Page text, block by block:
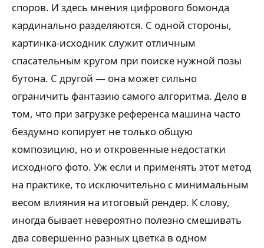
споров. И здесь мнения цифрового бомонда
кардинально разделяются. С одной стороны,
картинка-исходник служит отличным
спасательным кругом при поиске нужной позы
бутона. С другой — она может сильно
ограничить фантазию самого алгоритма. Дело в
том, что при загрузке референса машина часто
бездумно копирует не только общую
композицию, но и откровенные недостатки
исходного фото. Уж если и применять этот метод
на практике, то исключительно с минимальным
весом влияния на итоговый рендер. К слову,
иногда бывает невероятно полезно смешивать
два совершенно разных цветка в одном